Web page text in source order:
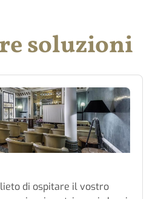
soluzioni
di ospitare il vostro